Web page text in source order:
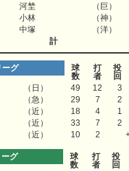
河埜
（巨）
小林
（神）
中塚
（洋）
計
ーグ
球
数
打
者
投
回
（日） 49 12
3
（急） 29 7
2
（近） 18 4
1
（近） 33 7
2
（近） 10 2
ーグ
球
数
打
者
投
回